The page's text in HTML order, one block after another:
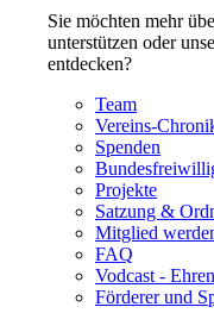
Sie möchten mehr
unterstützen oder
entdecken?
Navigation
überspringen
Team
Vereins-
Spenden
Projekte
Satzung &
Mitglied
FAQ
Vodcast -
Förderer und